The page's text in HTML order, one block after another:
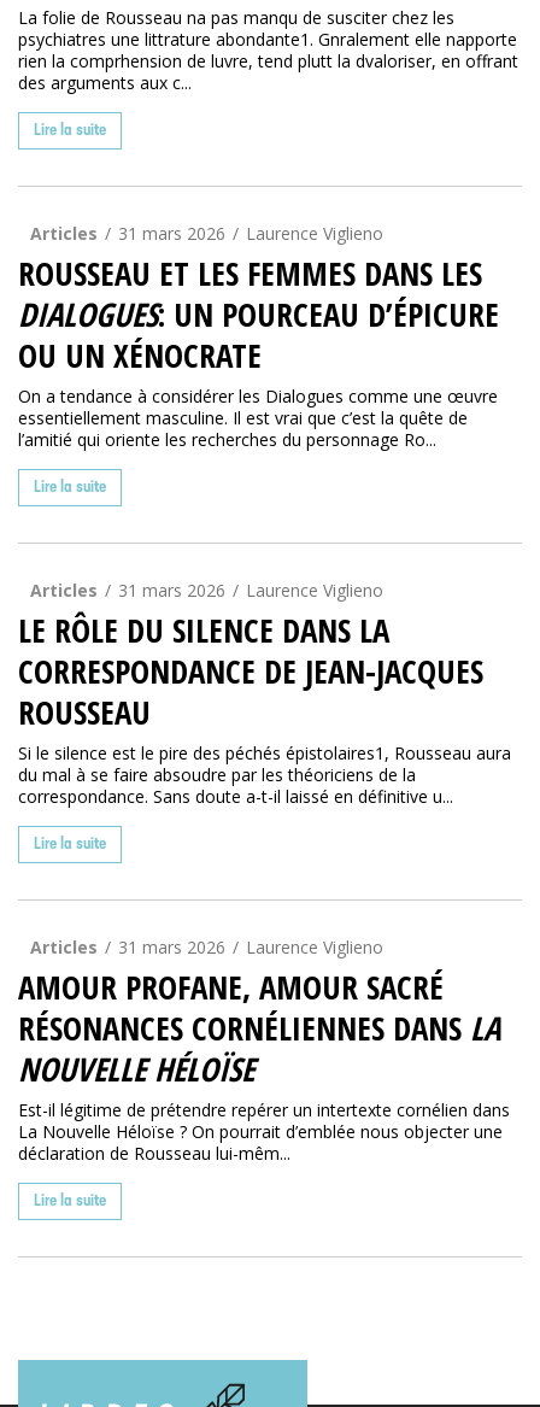
La folie de Rousseau na pas manqu de susciter chez les
psychiatres une littrature abondante1. Gnralement elle napporte
rien la comprhension de luvre, tend plutt la dvaloriser, en offrant
des arguments aux c...
Lire la suite
Articles 31 mars 2026 Laurence Viglieno
ROUSSEAU ET LES FEMMES DANS LES
DIALOGUES: UN POURCEAU D’ÉPICURE
OU UN XÉNOCRATE
On a tendance à considérer les Dialogues comme une œuvre
essentiellement masculine. Il est vrai que c’est la quête de
l’amitié qui oriente les recherches du personnage Ro...
Lire la suite
Articles 31 mars 2026 Laurence Viglieno
LE RÔLE DU SILENCE DANS LA
CORRESPONDANCE DE JEAN-JACQUES
ROUSSEAU
Si le silence est le pire des péchés épistolaires1, Rousseau aura
du mal à se faire absoudre par les théoriciens de la
correspondance. Sans doute a-t-il laissé en définitive u...
Lire la suite
Articles 31 mars 2026 Laurence Viglieno
AMOUR PROFANE, AMOUR SACRÉ
RÉSONANCES CORNÉLIENNES DANS LA
NOUVELLE HÉLOÏSE
Est-il légitime de prétendre repérer un intertexte cornélien dans
La Nouvelle Héloïse ? On pourrait d’emblée nous objecter une
déclaration de Rousseau lui-mêm...
Lire la suite